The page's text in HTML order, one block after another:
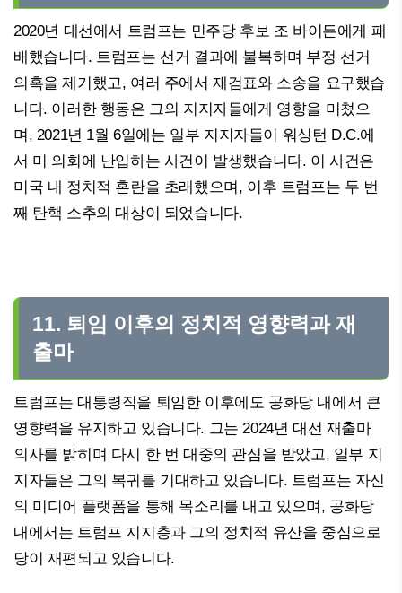
2020년 대선에서 트럼프는 민주당 후보 조 바이든에게 패
배했습니다. 트럼프는 선거 결과에 불복하며 부정 선거
의혹을 제기했고, 여러 주에서 재검표와 소송을 요구했습
니다. 이러한 행동은 그의 지지자들에게 영향을 미쳤으
며, 2021년 1월 6일에는 일부 지지자들이 워싱턴 D.C.에
서 미 의회에 난입하는 사건이 발생했습니다. 이 사건은
미국 내 정치적 혼란을 초래했으며, 이후 트럼프는 두 번
째 탄핵 소추의 대상이 되었습니다.
11. 퇴임 이후의 정치적 영향력과 재
출마
트럼프는 대통령직을 퇴임한 이후에도 공화당 내에서 큰
영향력을 유지하고 있습니다. 그는 2024년 대선 재출마
의사를 밝히며 다시 한 번 대중의 관심을 받았고, 일부 지
지자들은 그의 복귀를 기대하고 있습니다. 트럼프는 자신
의 미디어 플랫폼을 통해 목소리를 내고 있으며, 공화당
내에서는 트럼프 지지층과 그의 정치적 유산을 중심으로
당이 재편되고 있습니다.